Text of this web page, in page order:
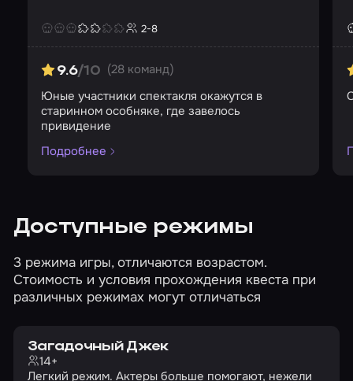
2-8
9.6/10 (28 команд)
Юные участники спектакля окажутся в
старинном особняке, где завелось
привидение
Подробнее
Доступные режимы
3 режима игры, отличаются возрастом.
Стоимость и условия прохождения квеста при
различных режимах могут отличаться
Загадочный Джек
14+
Легкий режим. Актеры больше помогают, нежели